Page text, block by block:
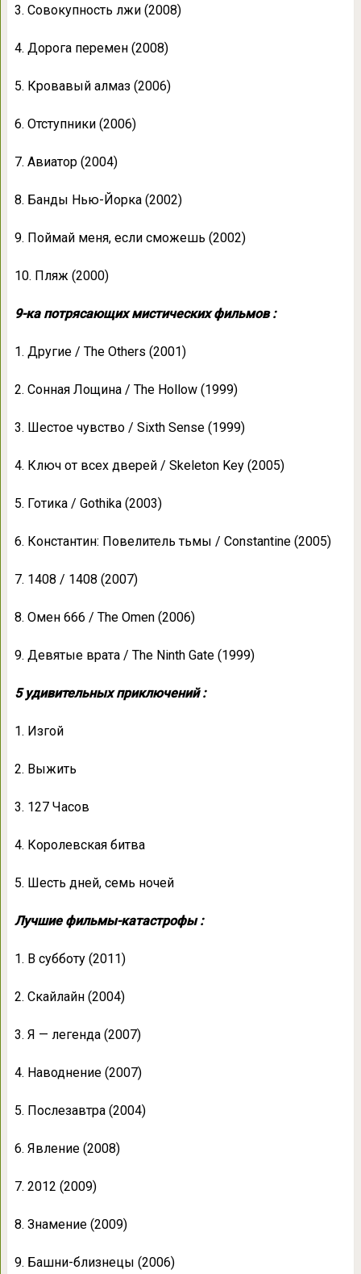
3. Совокупность лжи (2008)
4. Дорога перемен (2008)
5. Кровавый алмаз (2006)
6. Отступники (2006)
7. Авиатор (2004)
8. Банды Нью-Йорка (2002)
9. Поймай меня, если сможешь (2002)
10. Пляж (2000)
9-ка потрясающих мистических фильмов :
1. Другие / The Others (2001)
2. Сонная Лощина / The Hollow (1999)
3. Шестое чувство / Sixth Sense (1999)
4. Ключ от всех дверей / Skeleton Key (2005)
5. Готика / Gothika (2003)
6. Константин: Повелитель тьмы / Constantine (2005)
7. 1408 / 1408 (2007)
8. Омен 666 / The Omen (2006)
9. Девятые врата / The Ninth Gate (1999)
5 удивительных приключений :
1. Изгой
2. Выжить
3. 127 Часов
4. Королевская битва
5. Шесть дней, семь ночей
Лучшие фильмы-катастрофы :
1. В субботу (2011)
2. Скайлайн (2004)
3. Я — легенда (2007)
4. Наводнение (2007)
5. Послезавтра (2004)
6. Явление (2008)
7. 2012 (2009)
8. Знамение (2009)
9. Башни-близнецы (2006)